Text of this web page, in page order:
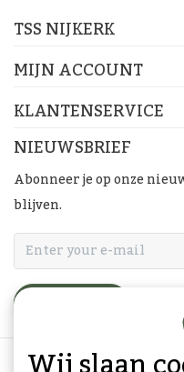
TSS NIJKERK
MIJN ACCOUNT
KLANTENSERVICE
NIEUWSBRIEF
Abonneer je op onze
blijven.